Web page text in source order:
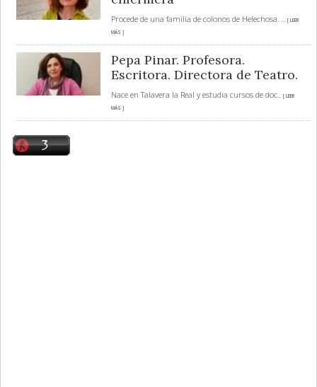
Procede de una familia de colonos de Helechosa.
... [ LEER
MÁS ]
Pepa Pinar. Profesora.
Escritora. Directora de Teatro.
Nace en Talavera la Real y estudia cursos de doc... [ LEER
MÁS ]